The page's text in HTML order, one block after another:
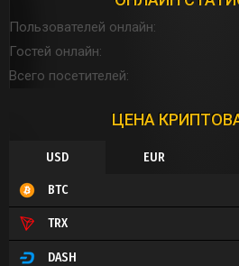
Пользователей онлайн
Гостей онлайн
Всего посетителей
ЦЕНА
USD EUR
BTC
TRX
DASH